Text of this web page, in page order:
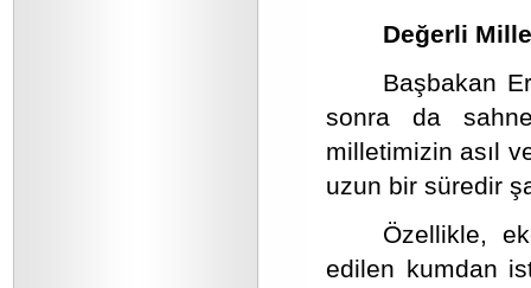
Değerli
Başbakan
sonra da
milletimizin asıl
uzun bir süredir
Özellikle,
edilen kumdan